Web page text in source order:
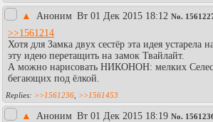
▲ Аноним Вт 01 Дек 2015 18:12 No.
>>1561214
Хотя для Замка двух сестёр эта идея
эту идею перетащить на замок Твайлайт.
А можно нарисовать НИКОНОН: мелких
бегающих под ёлкой.
>>1561236 >>1561453
▲ Аноним Вт 01 Дек 2015 18:19 No.